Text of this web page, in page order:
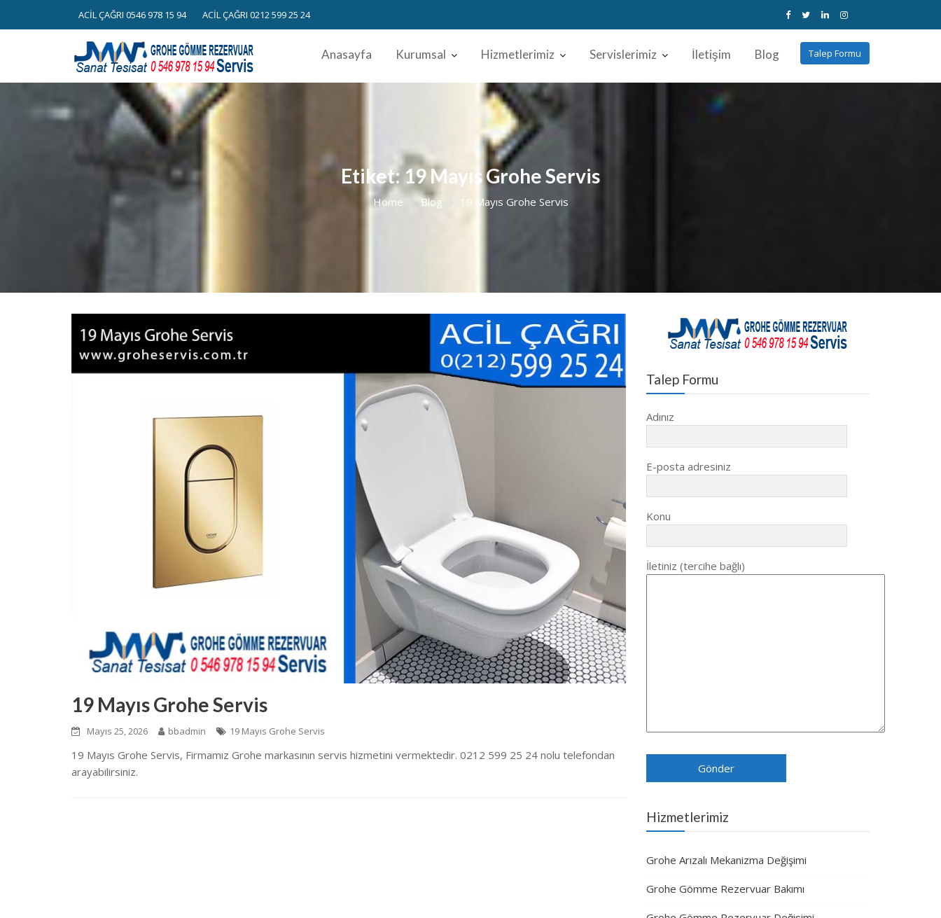
ACİL ÇAĞRI 0546 978 15 94 ACİL ÇAĞRI 0212 599 25 24
Talep Formu
Anasayfa Kurumsal Hizmetlerimiz Servislerimiz İletişim Blog
Etiket: 19 Mayıs Grohe Servis
Home Blog 19 Mayıs Grohe Servis
19 Mayıs Grohe Servis
Mayıs 25, 2026 bbadmin 19 Mayıs Grohe Servis
19 Mayıs Grohe Servis, Firmamız Grohe markasının servis hizmetini vermektedir. 0212 599 25 24 nolu telefondan
arayabilirsiniz.
Talep Formu
Adınız
E-posta adresiniz
Konu
İletiniz (tercihe bağlı)
Hizmetlerimiz
Grohe Arızalı Mekanizma Değişimi
Grohe Gömme Rezervuar Bakımı